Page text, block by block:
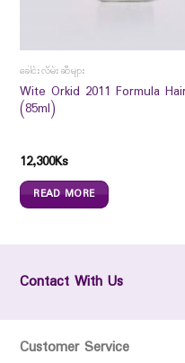
ခေါင်းလိမ်းဆီများ
Wite Orkid 2011 Formula
(85ml)
12,300Ks
READ MORE
Contact With Us
Customer Service